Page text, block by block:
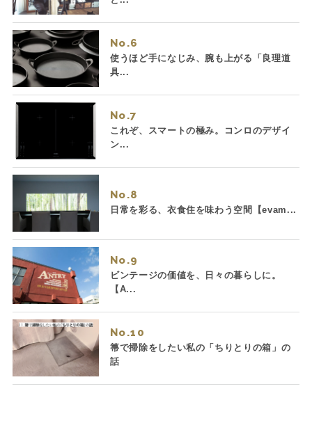
No.
使うほど手になじみ、腕も上がる「良理道
具...
No.
これぞ、スマートの極み。コンロのデザイ
ン...
No.
日常を彩る、衣食住を味わう空間【evam...
No.
ビンテージの価値を、日々の暮らしに。
【A...
No.
箒で掃除をしたい私の「ちりとりの箱」の
話